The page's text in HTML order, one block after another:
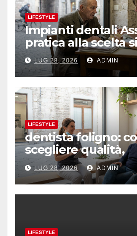
LIFESTYLE
Impianti dentali
pratica alla scelta
LUG 28, 2026 ADMIN
LIFESTYLE
dentista foligno:
scegliere qualità,
prevenzione e
LUG 28, 2026 ADMIN
LIFESTYLE